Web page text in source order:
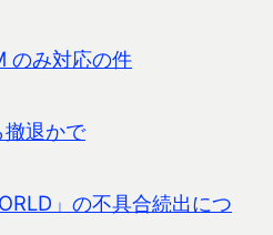
のみ対応の件
退かで
」の不具合続出につ